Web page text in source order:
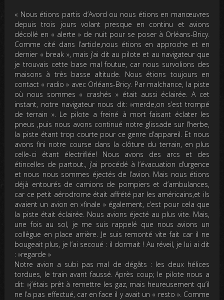
« Nous étions partis d’Avord ou nous étions en manœuvres
depuis trois jours volant presque en continu et avions
décollé en « alerte » de nuit pour se poser à Orléans-Bricy.
Comme cité dans l’article,nous étions en approche et en
dernier « break », mais j’ai dit au pilote et au navigateur que
je trouvais cette base mal foutue, car nous survolions des
maisons à très basse altitude. Nous étions toujours en
contact « radio » avec Orléans-Bricy. Par malchance, la piste
où nous sommes « crashés » était aussi éclairée. A cet
instant, notre navigateur nous dit: »merde,on s’est trompé
de terrain ». Le pilote a freiné à mort faisant éclater les
pneus ,puis nous avons continué notre glissade sur l’herbe,
la piste étant trop courte pour ce genre d’appareil. Et nous
avons fini notre course dans la clôture du terrain, en plus
celle-ci étant électrifiée! Nous avons des arcs et des
étincelles de partout., j’ai procédé à l’évacuation d’urgence
et nous nous sommes éjectés de l’avion. Mais nous étions
déjà entourés de camions de pompiers et d’ambulances,
car ce petit aérodrome était affrété par les américains,et ils
avaient un avion en »finale » également, c’est pour cela que
la piste était éclairée. Nous avions éjecté au plus vite. Mais,
une fois au sol, je me suis rappelé que nous avions un
collègue en place arrière. Je suis remonté vite fait car il ne
bougeait plus, je l’ai secoué : il dormait ! Au réveil, je lui ai dit
: »regarde »
Notre avion a subi pas mal de dégâts : les deux hélices
tordues, le train avant faussé. Après coup; le pilote nous a
dit: »j’étais prêt à remettre les gaz, mais heureusement qu’il
ne l’a pas effectué, car en face il y avait un « resto ». Comme